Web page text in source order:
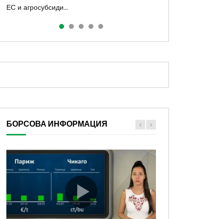
ЕС и агросубсиди...
аграрният...
малинопроизводството и международ...
полз...
БОРСОВА ИНФОРМАЦИЯ